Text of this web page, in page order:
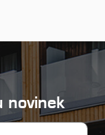
novinek